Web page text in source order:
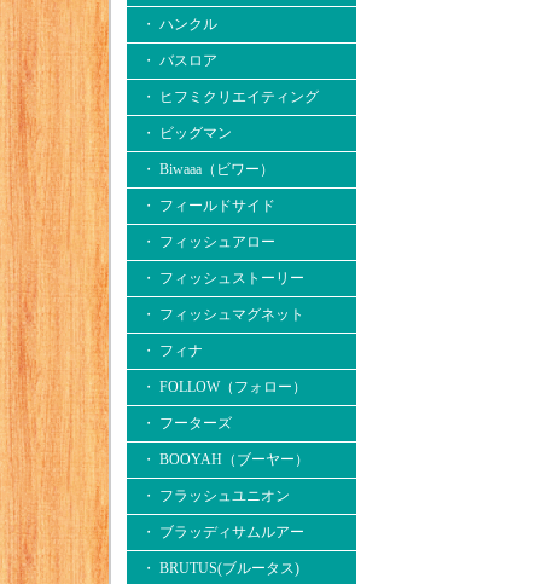
・ ハンクル
・ バスロア
・ ヒフミクリエイティング
・ ビッグマン
・ Biwaaa（ビワー）
・ フィールドサイド
・ フィッシュアロー
・ フィッシュストーリー
・ フィッシュマグネット
・ フィナ
・ FOLLOW（フォロー）
・ フーターズ
・ BOOYAH（ブーヤー）
・ フラッシュユニオン
・ ブラッディサムルアー
・ BRUTUS(ブルータス)